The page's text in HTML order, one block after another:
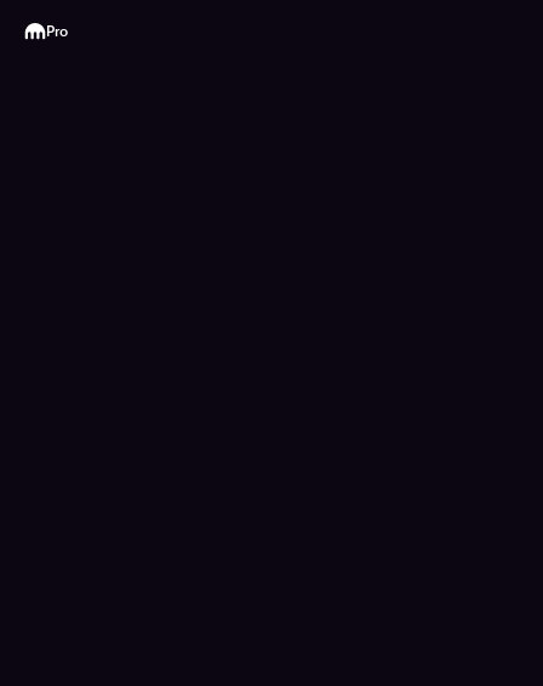
Kraken
Pro